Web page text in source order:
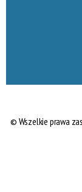
© Wszelkie prawa